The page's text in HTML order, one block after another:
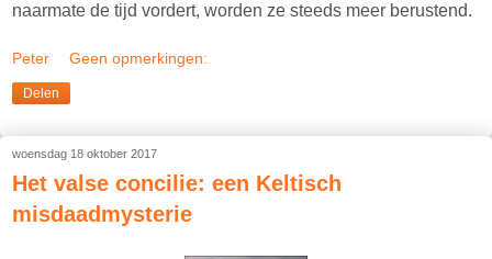
naarmate de tijd vordert, worden ze steeds meer berustend.
Peter Geen opmerkingen:
Delen
woensdag 18 oktober 2017
Het valse concilie: een Keltisch
misdaadmysterie